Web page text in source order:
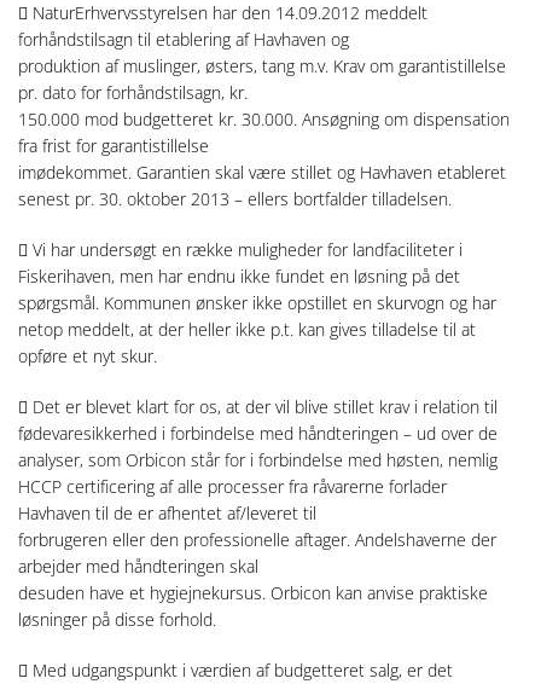
 NaturErhvervsstyrelsen har den 14.09.2012 meddelt
forhåndstilsagn til etablering af Havhaven og
produktion af muslinger, østers, tang m.v. Krav om garantistillelse
pr. dato for forhåndstilsagn, kr.
150.000 mod budgetteret kr. 30.000. Ansøgning om dispensation
fra frist for garantistillelse
imødekommet. Garantien skal være stillet og Havhaven etableret
senest pr. 30. oktober 2013 – ellers bortfalder tilladelsen.
 Vi har undersøgt en række muligheder for landfaciliteter i
Fiskerihaven, men har endnu ikke fundet en løsning på det
spørgsmål. Kommunen ønsker ikke opstillet en skurvogn og har
netop meddelt, at der heller ikke p.t. kan gives tilladelse til at
opføre et nyt skur.
 Det er blevet klart for os, at der vil blive stillet krav i relation til
fødevaresikkerhed i forbindelse med håndteringen – ud over de
analyser, som Orbicon står for i forbindelse med høsten, nemlig
HCCP certificering af alle processer fra råvarerne forlader
Havhaven til de er afhentet af/leveret til
forbrugeren eller den professionelle aftager. Andelshaverne der
arbejder med håndteringen skal
desuden have et hygiejnekursus. Orbicon kan anvise praktiske
løsninger på disse forhold.
 Med udgangspunkt i værdien af budgetteret salg, er det